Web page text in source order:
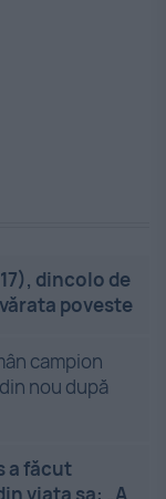
dincolo de
poveste
campion
nou după
a făcut